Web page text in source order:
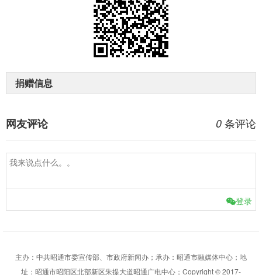
捐赠信息
0 条评论
网友评论
登录
主办：中共昭通市委宣传部、市政府新闻办；承办：昭通市融媒体中心；地
址：昭通市昭阳区北部新区朱提大道昭通广电中心；Copyright © 2017-